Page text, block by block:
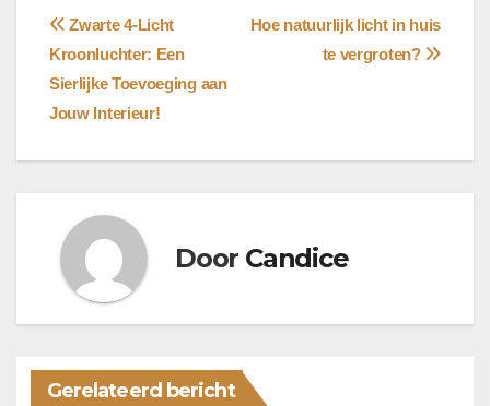
Bericht
navigatie
Hoe natuurlijk licht in huis
te vergroten?
Zwarte 4-Licht
Kroonluchter: Een
Sierlijke Toevoeging aan
Jouw Interieur!
Door Candice
Gerelateerd bericht